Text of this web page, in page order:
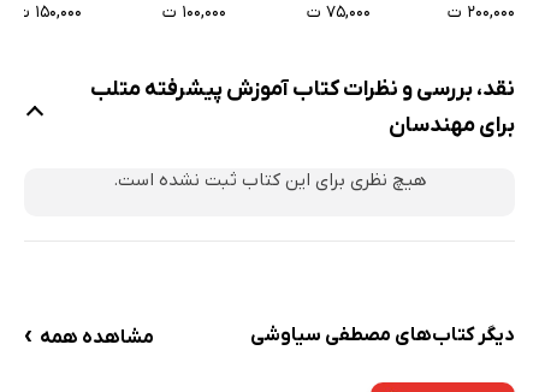
۲۰۰,۰۰۰ ت
۷۵,۰۰۰ ت
۱۰۰,۰۰۰ ت
۱۵۰,۰۰۰ ت
نقد، بررسی و نظرات کتاب آموزش پیشرفته متلب
برای مهندسان
هیچ نظری برای این کتاب ثبت نشده است.
دیگر کتاب‌های مصطفی سیاوشی مشاهده همه ›